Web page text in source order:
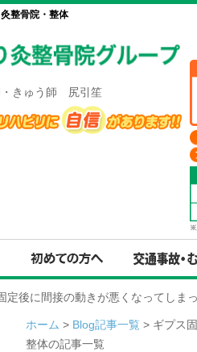
整骨院・整体
・きゅう師 尻引笙
定後に間接の動きが悪くなってしま
ホーム > Blog記事一覧 > ギプス
整体の記事一覧